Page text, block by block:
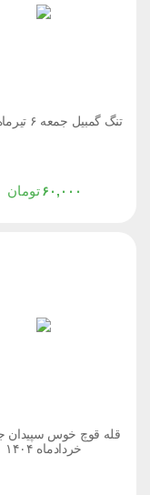
تنگ گمبیل جمعه ۶ تیرماه ۱۴۰۴
تومان ۶۰,۰۰۰
خردادماه ۱۴۰۴